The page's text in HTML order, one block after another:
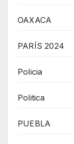
OAXACA
PARÍS 2024
Policia
Politica
PUEBLA